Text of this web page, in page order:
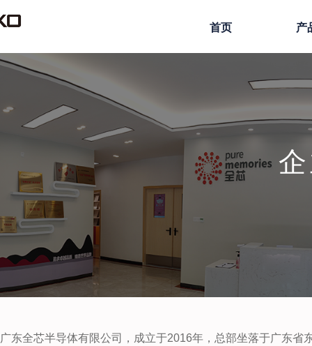
首页 产
广东全芯半导体有限公司，成立于2016年，总部坐落于广东